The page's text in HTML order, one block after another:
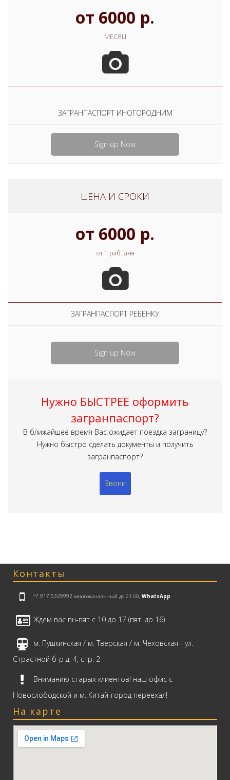
от 6000 р.
МЕСЯЦ
ЗАГРАНПАСПОРТ ИНОГОРОДНИМ
Sign up Now
ЦЕНА И СРОКИ
от 6000 р.
от 1 раб. дня
ЗАГРАНПАСПОРТ РЕБЕНКУ
Sign up Now
Нужно БЫСТРЕЕ оформить
загранпаспорт?
В ближайшее время Вас ожидает поездка заграницу?
Нужно быстро сделать документы и получить
загранпаспорт?
Звони
Контакты
+7 917 5329992 многоканальный до 21.00, WhatsApp
Ждем вас пн-пят с 10 до 17 (пят. до 16)
м. Пушкинская / м. Тверская / м. Чеховская - ул.
Страстной б-р д. 4, стр. 2
Вниманию старых клиентов! наш офис с
Новослободской и м. Китай-город переехал!
На карте